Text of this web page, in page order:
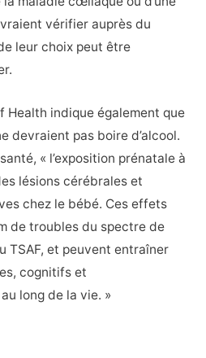
vérifier auprès du
leur choix peut être
Health indique également que
devraient pas boire d’alcool.
« l’exposition prénatale à
lésions cérébrales et
chez le bébé. Ces effets
de troubles du spectre de
TSAF, et peuvent entraîner
cognitifs et
long de la vie. »